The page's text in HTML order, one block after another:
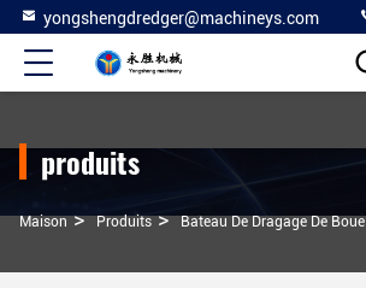
yongshengdredger@machineys.com
produits
Maison > Produits > Bateau De Dragage De Boue